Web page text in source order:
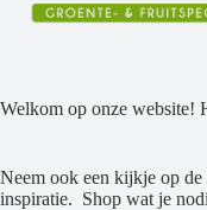
Welkom op onze website!
Neem ook een kijkje op
inspiratie. Shop wat je